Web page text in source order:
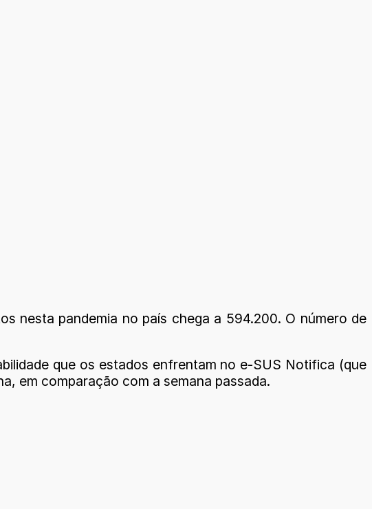
nesta pandemia no país chega a 594.200. O número de
que os estados enfrentam no e-SUS Notifica (que
em comparação com a semana passada.